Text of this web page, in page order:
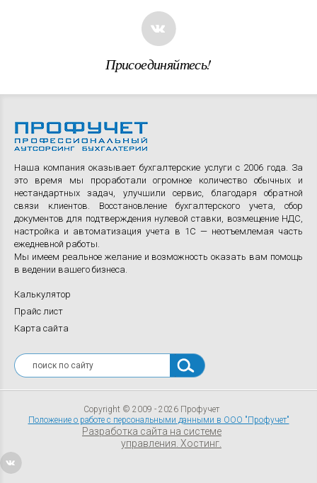
Присоединяйтесь!
Наша компания оказывает бухгалтерские услуги с 2006 года. За
это время мы проработали огромное количество обычных и
нестандартных задач, улучшили сервис, благодаря обратной
связи клиентов. Восстановление бухгалтерского учета, сбор
документов для подтверждения нулевой ставки, возмещение НДС,
настройка и автоматизация учета в 1С — неотъемлемая часть
ежедневной работы.
Мы имеем реальное желание и возможность оказать вам помощь
в ведении вашего бизнеса.
Калькулятор
Прайс лист
Карта сайта
Copyright © 2009 - 2026 Профучет
Положение о работе с персональными данными в ООО "Профучет"
Разработка сайта на системе
управления. Хостинг.